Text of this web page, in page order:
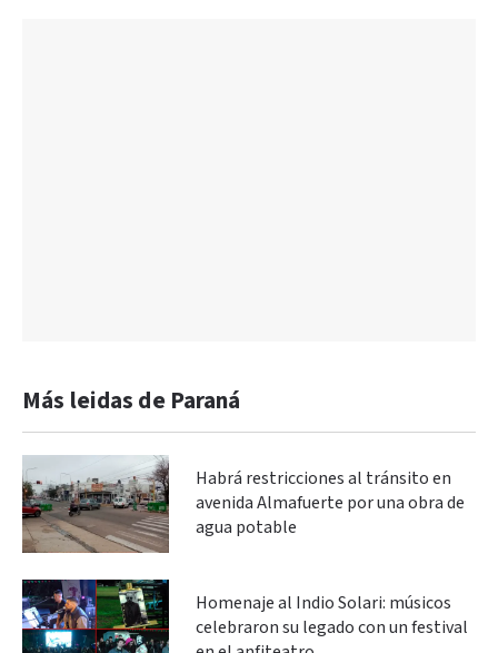
Más leidas de Paraná
Habrá restricciones al tránsito en
avenida Almafuerte por una obra de
agua potable
Homenaje al Indio Solari: músicos
celebraron su legado con un festival